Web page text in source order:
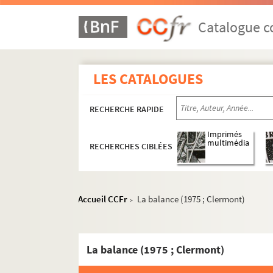
Catalogue
LES CATALOGUES
RECHERCHE RAPIDE
RECHERCHES CIBLÉES
Imprimés
multimédia
Accueil CCFr > La balance (1975 ; Clermont)
La balance (1975 ; Clermont)
Robinson Crusoé (1935)